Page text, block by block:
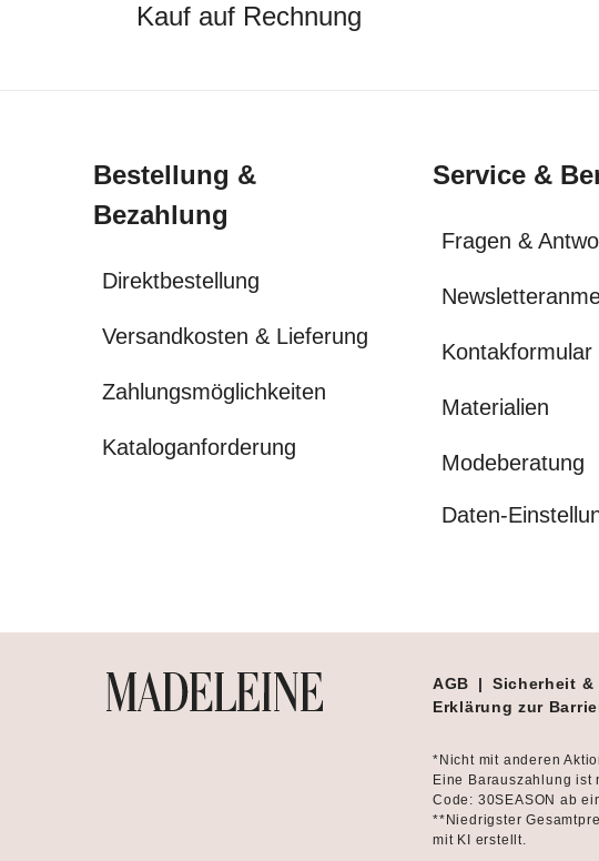
Kauf auf Rechnung
Bestellung &
Bezahlung
Direktbestellung
Versandkosten & Lieferung
Zahlungsmöglichkeiten
Kataloganforderung
Service &
Fragen &
Kontakformular
Materialien
Modeberatung
Daten-
AGB | Sicherheit &
Erklärung zur
*Nicht mit anderen
Eine Barauszahlung
Code: 30SEASON ab
**Niedrigster
mit KI erstellt.